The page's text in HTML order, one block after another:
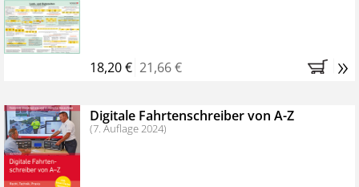
Bestellen Sie jetzt das VerkehrsRundschau Profipaket im
Kennenlern-Abo für zwei Monate (inkl. der derzeitig
Monaten brauchen Sie nichts weiter tun, das
Abonnement endet automatisch, es entstehen keine
weiteren Verpflichtungen.
18,20 € 21,66 € »
Digitale Fahrtenschreiber von A-Z
(7. Auflage 2024)